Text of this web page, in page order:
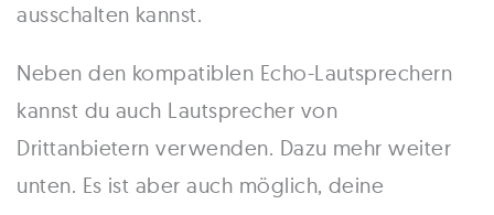
ausschalten kannst.
Neben den kompatiblen Echo-Lautsprechern
kannst du auch Lautsprecher von
Drittanbietern verwenden. Dazu mehr weiter
unten. Es ist aber auch möglich, deine